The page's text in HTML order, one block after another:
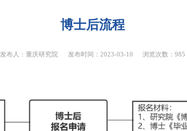
博士后流程
发布人：重庆研究院 发布时间：2023-03-10 浏览次数：985